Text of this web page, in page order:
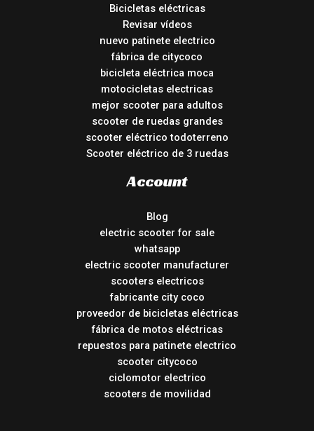
Bicicletas eléctricas
Revisar vídeos
nuevo patinete electrico
fábrica de citycoco
bicicleta eléctrica moca
motocicletas electricas
mejor scooter para adultos
scooter de ruedas grandes
scooter eléctrico todoterreno
Scooter eléctrico de 3 ruedas
Account
Blog
electric scooter for sale
whatsapp
electric scooter manufacturer
scooters electricos
fabricante city coco
proveedor de bicicletas eléctricas
fábrica de motos eléctricas
repuestos para patinete electrico
scooter citycoco
ciclomotor electrico
scooters de movilidad